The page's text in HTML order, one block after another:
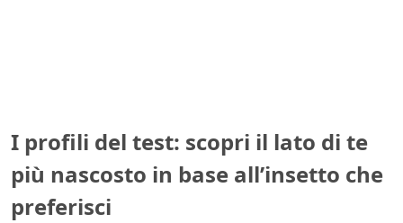
I profili del test: scopri il lato di te
più nascosto in base all’insetto che
preferisci